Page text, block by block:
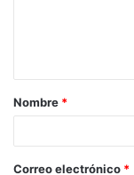
Nombre *
Correo electrónico *